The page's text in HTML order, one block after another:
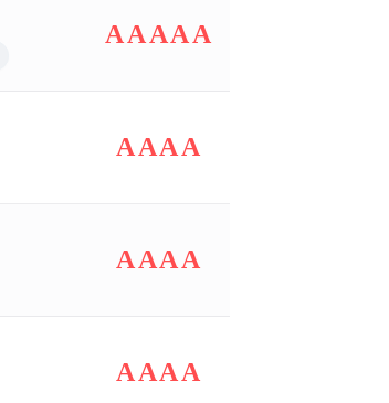
AAAAA
AAAA
AAAA
AAAA